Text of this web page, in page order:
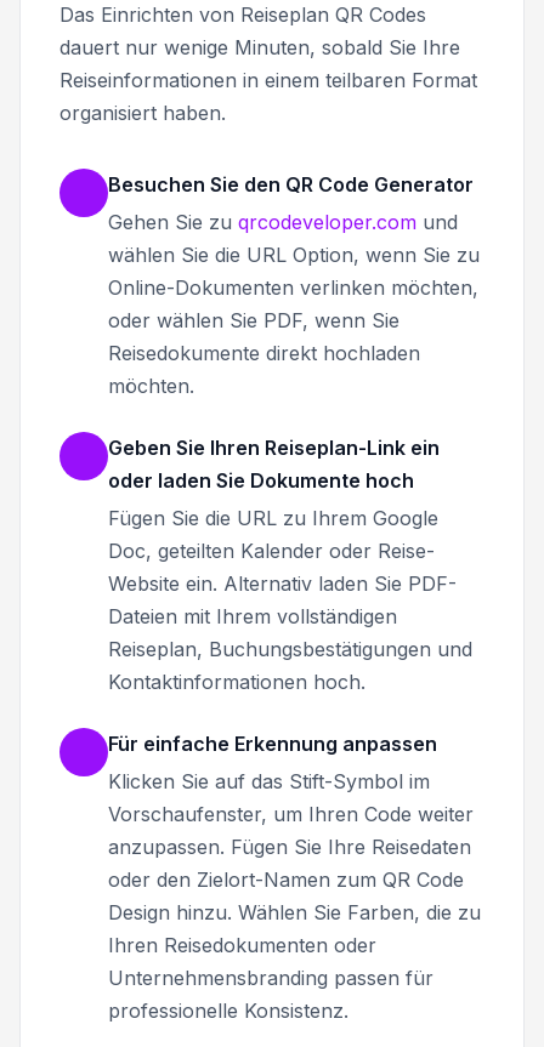
Das Einrichten von Reiseplan QR Codes
dauert nur wenige Minuten, sobald Sie Ihre
Reiseinformationen in einem teilbaren Format
organisiert haben.
Besuchen Sie den QR Code Generator
Gehen Sie zu qrcodeveloper.com und
wählen Sie die URL Option, wenn Sie zu
Online-Dokumenten verlinken möchten,
oder wählen Sie PDF, wenn Sie
Reisedokumente direkt hochladen
möchten.
Geben Sie Ihren Reiseplan-Link ein
oder laden Sie Dokumente hoch
Fügen Sie die URL zu Ihrem Google
Doc, geteilten Kalender oder Reise-
Website ein. Alternativ laden Sie PDF-
Dateien mit Ihrem vollständigen
Reiseplan, Buchungsbestätigungen und
Kontaktinformationen hoch.
Für einfache Erkennung anpassen
Klicken Sie auf das Stift-Symbol im
Vorschaufenster, um Ihren Code weiter
anzupassen. Fügen Sie Ihre Reisedaten
oder den Zielort-Namen zum QR Code
Design hinzu. Wählen Sie Farben, die zu
Ihren Reisedokumenten oder
Unternehmensbranding passen für
professionelle Konsistenz.